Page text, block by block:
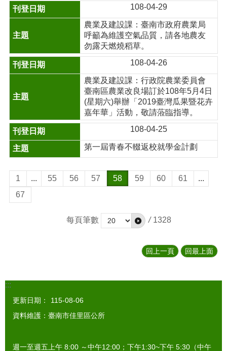
108-04-29
農業及建設課：臺南市政府農業局
呼籲為維護空氣品質，請各地農友
勿露天燃燒稻草。
108-04-26
農業及建設課：行政院農業委員會
臺南區農業改良場訂於108年5月4日
(星期六)舉辦「2019臺灣瓜果暨花卉
嘉年華」活動，敬請蒞臨指導。
108-04-25
第一屆青春不輟返校就學金計劃
1 ... 55 56 57 58 59 60 61
...
67
每頁筆數 / 1328
回上一頁 回最上面
:::
更新日期：
115-08-06
資料維護：臺南市佳里區公所
週一至週五上午 8:00 ～中午12:00；下午1:30~下午 5:30（中午